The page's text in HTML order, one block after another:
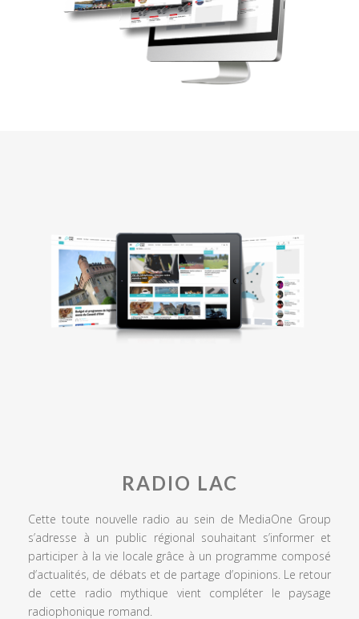
RADIO LAC
Cette toute nouvelle radio au sein de MediaOne Group
s’adresse à un public régional souhaitant s’informer et
participer à la vie locale grâce à un programme composé
d’actualités, de débats et de partage d’opinions. Le retour
de cette radio mythique vient compléter le paysage
radiophonique romand.